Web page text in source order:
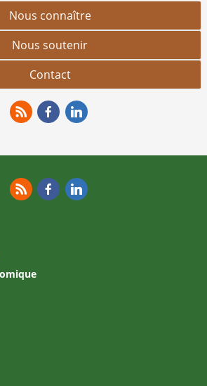
Nous connaître
Nous soutenir
Contact